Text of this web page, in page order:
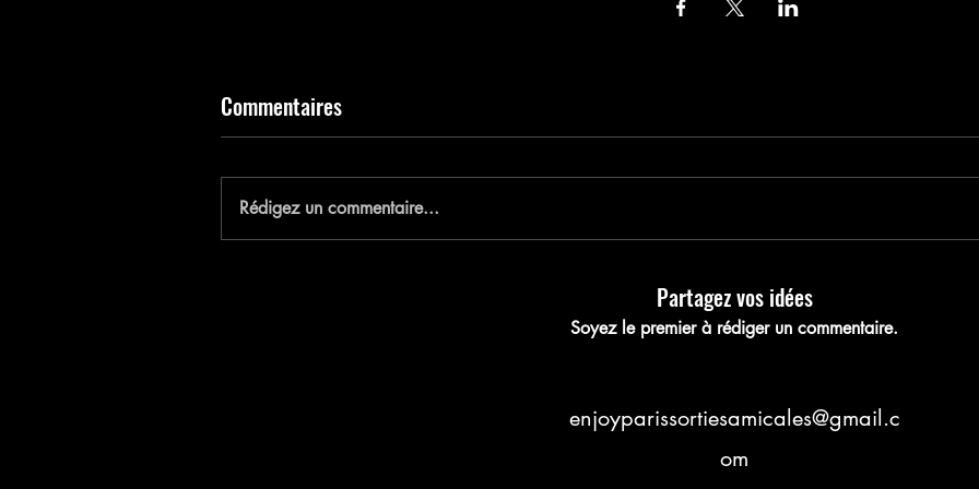
Enregistrez votre
Commentaires
Rédigez un commentaire...
Partagez vos idées
Soyez le premier à rédiger un commentaire.
enjoyparissortiesamicales@gmail.c
om